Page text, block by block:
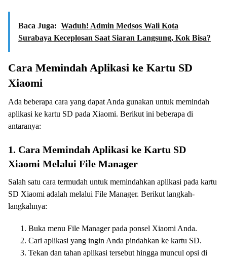
Baca Juga: Waduh! Admin Medsos Wali Kota
Surabaya Keceplosan Saat Siaran Langsung, Kok Bisa?
Cara Memindah Aplikasi ke Kartu SD
Xiaomi
Ada beberapa cara yang dapat Anda gunakan untuk memindah
aplikasi ke kartu SD pada Xiaomi. Berikut ini beberapa di
antaranya:
1. Cara Memindah Aplikasi ke Kartu SD
Xiaomi Melalui File Manager
Salah satu cara termudah untuk memindahkan aplikasi pada kartu
SD Xiaomi adalah melalui File Manager. Berikut langkah-
langkahnya:
Buka menu File Manager pada ponsel Xiaomi Anda.
Cari aplikasi yang ingin Anda pindahkan ke kartu SD.
Tekan dan tahan aplikasi tersebut hingga muncul opsi di